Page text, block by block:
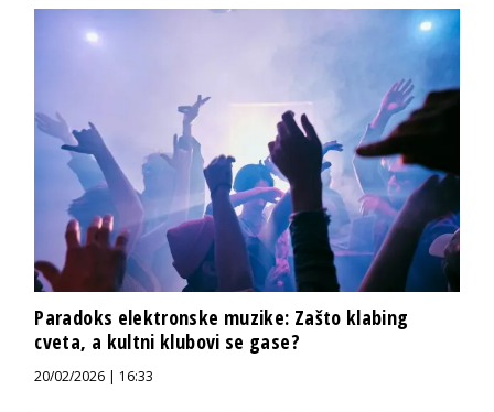
Paradoks elektronske muzike: Zašto klabing
cveta, a kultni klubovi se gase?
20/02/2026 | 16:33